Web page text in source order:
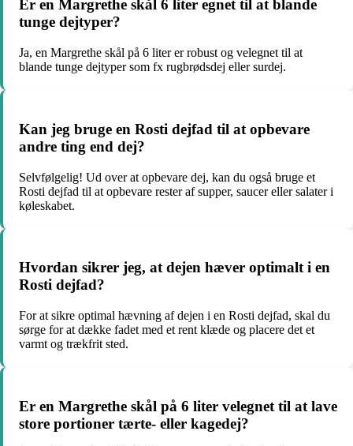
Er en Margrethe skål 6 liter egnet til at blande
tunge dejtyper?
Ja, en Margrethe skål på 6 liter er robust og velegnet til at
blande tunge dejtyper som fx rugbrødsdej eller surdej.
Kan jeg bruge en Rosti dejfad til at opbevare
andre ting end dej?
Selvfølgelig! Ud over at opbevare dej, kan du også bruge et
Rosti dejfad til at opbevare rester af supper, saucer eller salater i
køleskabet.
Hvordan sikrer jeg, at dejen hæver optimalt i en
Rosti dejfad?
For at sikre optimal hævning af dejen i en Rosti dejfad, skal du
sørge for at dække fadet med et rent klæde og placere det et
varmt og trækfrit sted.
Er en Margrethe skål på 6 liter velegnet til at lave
store portioner tærte- eller kagedej?